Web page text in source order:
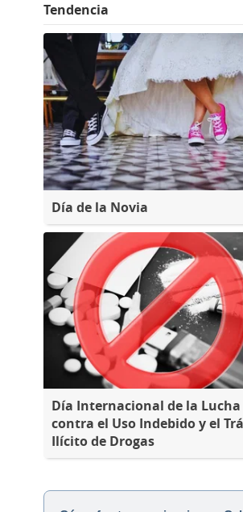
Tendencia
Día de la Novia
Día Internacional de la Lucha
contra el Uso Indebido y el
Ilícito de Drogas